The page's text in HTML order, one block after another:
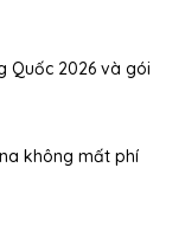
Quốc 2026 và gói
không mất phí